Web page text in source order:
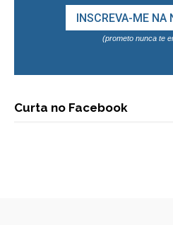
(prometo nunca te
Curta no Facebook